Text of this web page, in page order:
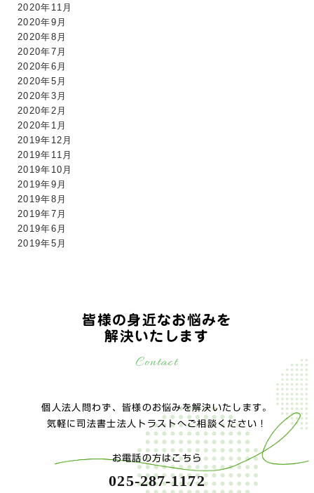
2020年11月
2020年9月
2020年8月
2020年7月
2020年6月
2020年5月
2020年3月
2020年2月
2020年1月
2019年12月
2019年11月
2019年10月
2019年9月
2019年8月
2019年7月
2019年6月
2019年5月
皆様の身近なお悩みを
解決いたします
Contact
個人法人問わず、皆様のお悩みを解決いたします。
気軽に司法書士法人トラストへご相談ください！
お電話の方はこちら
025-287-1172